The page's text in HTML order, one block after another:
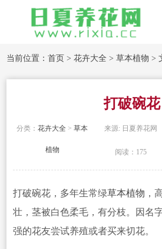
当前位置：首页 >花卉大全 >草本植物 >
打破碗花
分类：花卉大全 >草本
植物
来源: 日夏养花网
阅读：175
打破碗花，多年生常绿草本植物 ，
壮，茎被白色柔毛，有分枝。因名
强的花友尝试养殖或者买来切花。